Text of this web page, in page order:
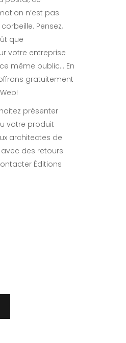
n’est pas
Pensez,
que
votre entreprise
même public… En
gratuitement
présenter
votre produit
architectes de
des retours
Éditions